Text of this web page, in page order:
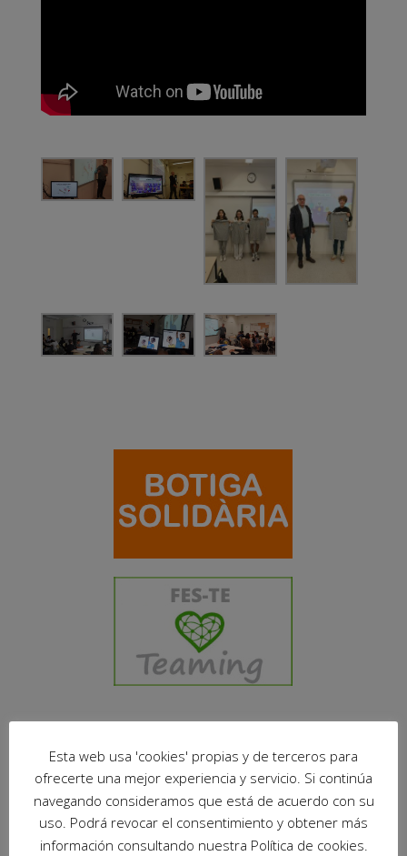
Esta web usa 'cookies' propias y de terceros para
ofrecerte una mejor experiencia y servicio. Si continúa
navegando consideramos que está de acuerdo con su
uso. Podrá revocar el consentimiento y obtener más
información consultando nuestra Política de cookies.